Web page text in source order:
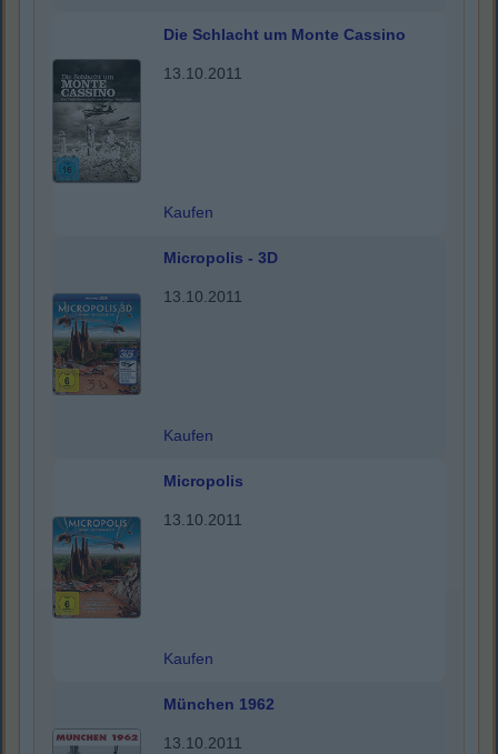
Die Schlacht um Monte Cassino
13.10.2011
Kaufen
Micropolis - 3D
13.10.2011
Kaufen
Micropolis
13.10.2011
Kaufen
München 1962
13.10.2011